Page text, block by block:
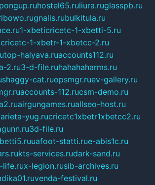
pongup.ruhostel65.ruliura.ruglasspb.ru
gnalis.rubulkitula.ru
1-xbeticricetc-1-xbetti-5.ru
cricetc-1-xbetr-1-xbetcc-2.ru
top-halyava.ruaccounts112.ru
2.ru3-d-file.ruhahahaharms.ru
shaggy-cat.ruopsmgr.ruev-gallery.ru
accounts-112.rucsm-demo.ru
airgungames.ruallseo-host.ru
yug.rucricetc1xbetr1xbetcc2.ru
3d-file.ru
uafoot-statti.rue-abis1c.ru
kts-services.rudark-sand.ru
life.rux-legion.rusib-archives.ru
venda-festival.ru